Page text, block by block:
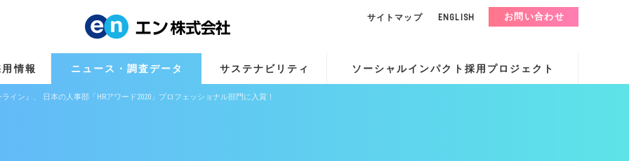
用情報 ニュース・調査データ サステナビリティ ソーシャルインパクト採用プロジェクト
サイトマップ ENGLISH お問い合わせ
イン』、 日本の人事部「HRアワード2020」プロフェッショナル部門に入賞！